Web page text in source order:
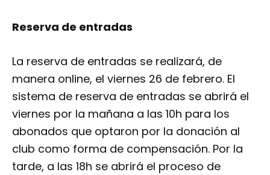
Reserva de entradas
La reserva de entradas se realizará, de
manera online, el viernes 26 de febrero. El
sistema de reserva de entradas se abrirá el
viernes por la mañana a las 10h para los
abonados que optaron por la donación al
club como forma de compensación. Por la
tarde, a las 18h se abrirá el proceso de